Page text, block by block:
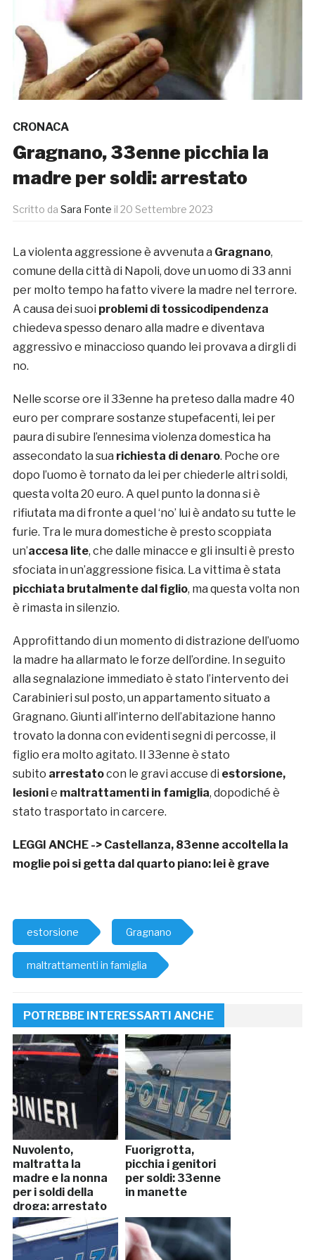
CRONACA
Gragnano, 33enne picchia la
madre per soldi: arrestato
Scritto da Sara Fonte il 20 Settembre 2023
La violenta aggressione è avvenuta a Gragnano,
comune della città di Napoli, dove un uomo di 33 anni
per molto tempo ha fatto vivere la madre nel terrore.
A causa dei suoi problemi di tossicodipendenza
chiedeva spesso denaro alla madre e diventava
aggressivo e minaccioso quando lei provava a dirgli di
no.
Nelle scorse ore il 33enne ha preteso dalla madre 40
euro per comprare sostanze stupefacenti, lei per
paura di subire l’ennesima violenza domestica ha
assecondato la sua richiesta di denaro. Poche ore
dopo l’uomo è tornato da lei per chiederle altri soldi,
questa volta 20 euro. A quel punto la donna si è
rifiutata ma di fronte a quel ‘no’ lui è andato su tutte le
furie. Tra le mura domestiche è presto scoppiata
un’accesa lite, che dalle minacce e gli insulti è presto
sfociata in un’aggressione fisica. La vittima è stata
picchiata brutalmente dal figlio, ma questa volta non
è rimasta in silenzio.
Approfittando di un momento di distrazione dell’uomo
la madre ha allarmato le forze dell’ordine. In seguito
alla segnalazione immediato è stato l’intervento dei
Carabinieri sul posto, un appartamento situato a
Gragnano. Giunti all’interno dell’abitazione hanno
trovato la donna con evidenti segni di percosse, il
figlio era molto agitato. Il 33enne è stato
subito arrestatocon le gravi accuse di estorsione,
lesionie maltrattamenti in famiglia, dopodiché è
stato trasportato in carcere.
LEGGI ANCHE -> Castellanza, 83enne accoltella la
moglie poi si getta dal quarto piano: lei è grave
estorsione Gragnano
maltrattamenti in famiglia
POTREBBE INTERESSARTI ANCHE
Nuvolento,
maltratta la
madre e la nonna
per i soldi della
droga: arrestato
Fuorigrotta,
picchia i genitori
per soldi: 33enne
in manette